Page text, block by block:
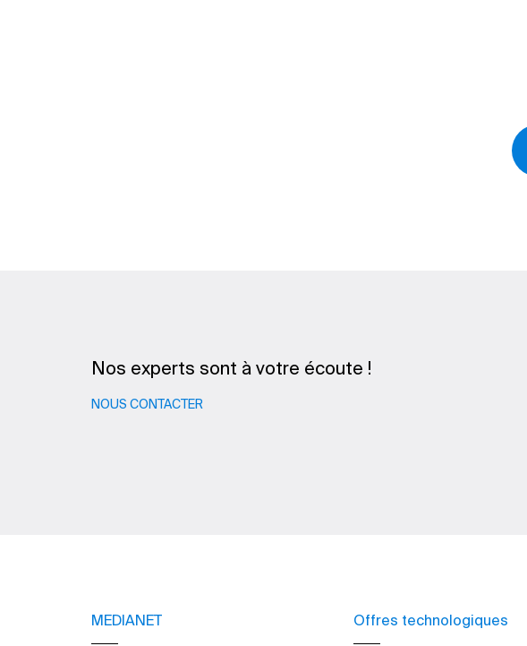
Nos experts sont à votre écoute !
NOUS CONTACTER
MEDIANET Offres technologiques